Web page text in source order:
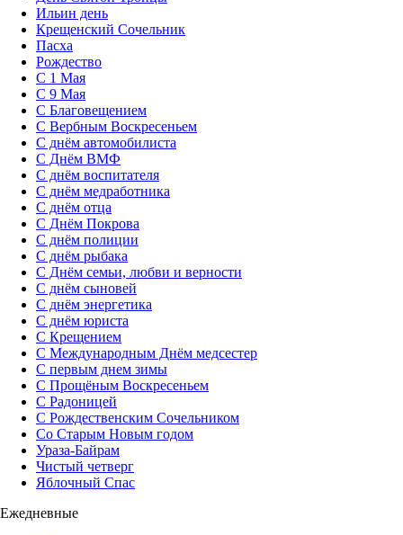
Ильин день
Крещенский Сочельник
Пасха
Рождество
С 1 Мая
С 9 Мая
С Благовещением
С Вербным Воскресеньем
С днём автомобилиста
С Днём ВМФ
С днём воспитателя
С днём медработника
С днём отца
С Днём Покрова
С днём полиции
С днём рыбака
С Днём семьи, любви и верности
С днём сыновей
С днём энергетика
С днём юриста
С Крещением
С Международным Днём медсестер
С первым днем зимы
С Прощёным Воскресеньем
С Радоницей
С Рождественским Сочельником
Со Старым Новым годом
Ураза-Байрам
Чистый четверг
Яблочный Спас
Ежедневные